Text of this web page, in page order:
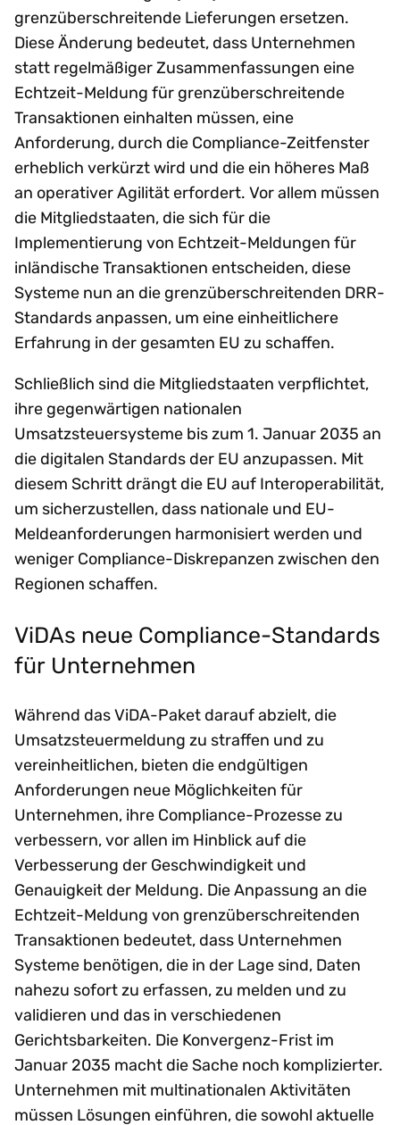
grenzüberschreitende Lieferungen ersetzen.
Diese Änderung bedeutet, dass Unternehmen
statt regelmäßiger Zusammenfassungen eine
Echtzeit-Meldung für grenzüberschreitende
Transaktionen einhalten müssen, eine
Anforderung, durch die Compliance-Zeitfenster
erheblich verkürzt wird und die ein höheres Maß
an operativer Agilität erfordert. Vor allem müssen
die Mitgliedstaaten, die sich für die
Implementierung von Echtzeit-Meldungen für
inländische Transaktionen entscheiden, diese
Systeme nun an die grenzüberschreitenden DRR-
Standards anpassen, um eine einheitlichere
Erfahrung in der gesamten EU zu schaffen.
Schließlich sind die Mitgliedstaaten verpflichtet,
ihre gegenwärtigen nationalen
Umsatzsteuersysteme bis zum 1. Januar 2035 an
die digitalen Standards der EU anzupassen. Mit
diesem Schritt drängt die EU auf Interoperabilität,
um sicherzustellen, dass nationale und EU-
Meldeanforderungen harmonisiert werden und
weniger Compliance-Diskrepanzen zwischen den
Regionen schaffen.
ViDAs neue Compliance-Standards
für Unternehmen
Während das ViDA-Paket darauf abzielt, die
Umsatzsteuermeldung zu straffen und zu
vereinheitlichen, bieten die endgültigen
Anforderungen neue Möglichkeiten für
Unternehmen, ihre Compliance-Prozesse zu
verbessern, vor allen im Hinblick auf die
Verbesserung der Geschwindigkeit und
Genauigkeit der Meldung. Die Anpassung an die
Echtzeit-Meldung von grenzüberschreitenden
Transaktionen bedeutet, dass Unternehmen
Systeme benötigen, die in der Lage sind, Daten
nahezu sofort zu erfassen, zu melden und zu
validieren und das in verschiedenen
Gerichtsbarkeiten. Die Konvergenz-Frist im
Januar 2035 macht die Sache noch komplizierter.
Unternehmen mit multinationalen Aktivitäten
müssen Lösungen einführen, die sowohl aktuelle